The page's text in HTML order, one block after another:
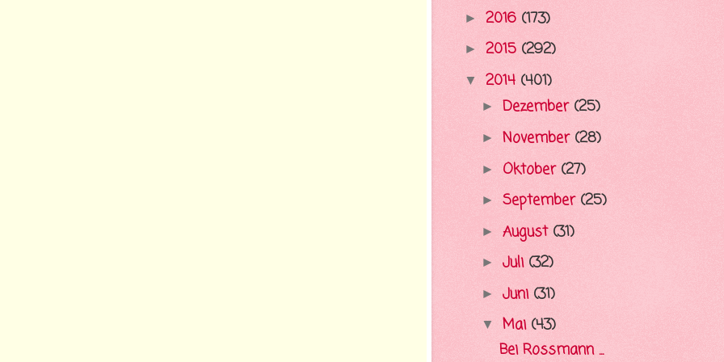
► 2016 (173)
► 2015 (292)
▼ 2014 (401)
► Dezember (25)
► November (28)
► Oktober (27)
► September (25)
► August (31)
► Juli (32)
► Juni (31)
▼ Mai (43)
Bei Rossmann ...